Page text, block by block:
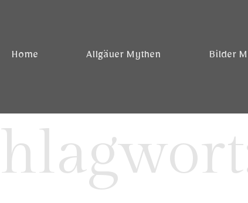
Home Allgäuer Mythen Bilder